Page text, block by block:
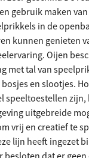
gebruik maken
in de
kunnen genieten
Oijen
met tal van
en slootjes.
speeltoestellen zijn,
uitgebreide
vrij en creatief te
lijn heeft ingezet